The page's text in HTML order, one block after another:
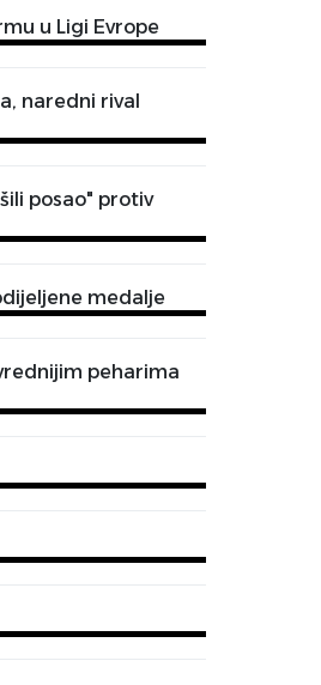
u Ligi Evrope
naredni rival
posao" protiv
medalje
peharima